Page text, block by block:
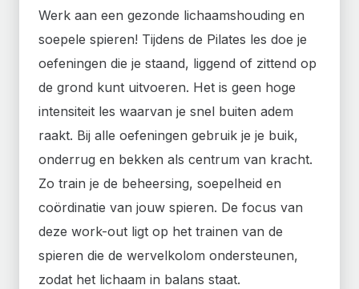
Werk aan een gezonde lichaamshouding en
soepele spieren! Tijdens de Pilates les doe je
oefeningen die je staand, liggend of zittend op
de grond kunt uitvoeren. Het is geen hoge
intensiteit les waarvan je snel buiten adem
raakt. Bij alle oefeningen gebruik je je buik,
onderrug en bekken als centrum van kracht.
Zo train je de beheersing, soepelheid en
coördinatie van jouw spieren. De focus van
deze work-out ligt op het trainen van de
spieren die de wervelkolom ondersteunen,
zodat het lichaam in balans staat.